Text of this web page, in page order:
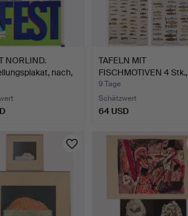
NORLIND.
nach,
TAFELN MIT
FISCHMOTIVEN 4 Stk.,
Scandinavi…
9 Tage
Schätzwert
64 USD